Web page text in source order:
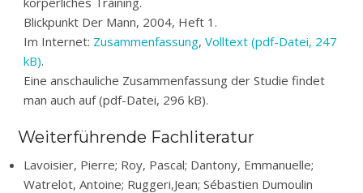
Blickpunkt Der Mann, 2004, Heft 1.
Im Internet: Zusammenfassung, Volltext (pdf-Datei, 247
kB).
Eine anschauliche Zusammenfassung der Studie findet
man auch auf (pdf-Datei, 296 kB).
Weiterführende Fachliteratur
Lavoisier, Pierre; Roy, Pascal; Dantony, Emmanuelle;
Watrelot, Antoine; Ruggeri,Jean; Sébastien Dumoulin